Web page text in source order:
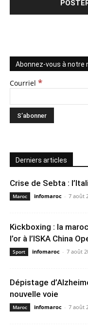
Abonnez-vous à notre
Courriel *
Derniers articles
Crise de Sebta :
Maroc infomaroc - 7 août
Kickboxing : la
l’or à l’ISKA China
Sport infomaroc - 7 août
Dépistage
nouvelle voie
Maroc infomaroc - 7 août